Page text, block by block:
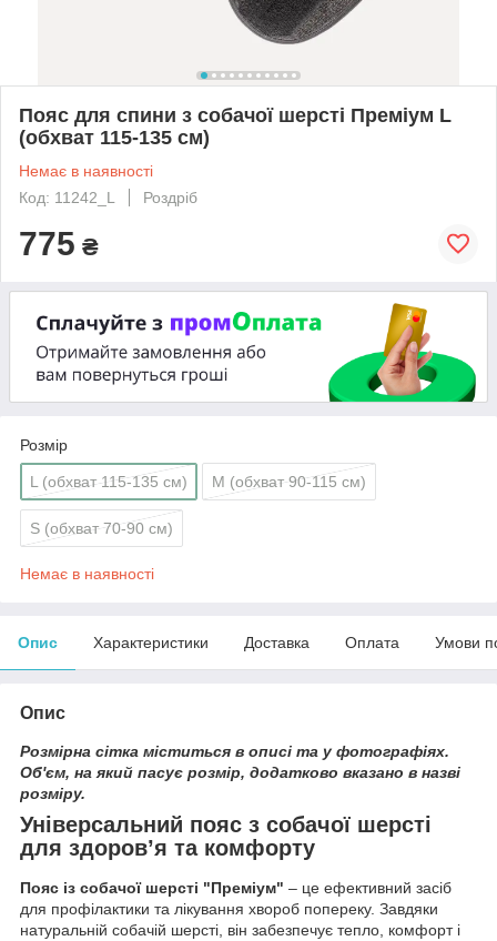
Пояс для спини з собачої шерсті Преміум L
(обхват 115-135 см)
Немає в наявності
Код: 11242_L
Роздріб
775 ₴
Розмір
L (обхват 115-135 см) M (обхват 90-115 см)
S (обхват 70-90 см)
Немає в наявності
Опис Характеристики Доставка Оплата Умови
Опис
Розмірна сітка міститься в описі та у фотографіях.
Об'єм, на який пасує розмір, додатково вказано в назві
розміру.
Універсальний пояс з собачої шерсті
для здоров’я та комфорту
Пояс із собачої шерсті "Преміум" – це ефективний засіб
для профілактики та лікування хвороб попереку. Завдяки
натуральній собачій шерсті, він забезпечує тепло, комфорт і